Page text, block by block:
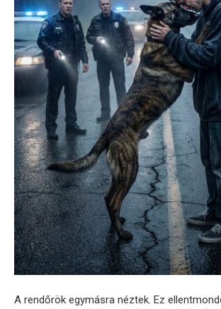
A rendőrök egymásra néztek. Ez